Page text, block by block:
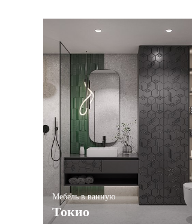
Классика
Модерн
ПРИМЕНИТЬ
2х створчатые
ПРИМЕНИТЬ
Мебель в ванную
Токио